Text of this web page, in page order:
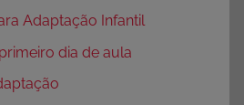
Adaptação Infantil
dia de aula